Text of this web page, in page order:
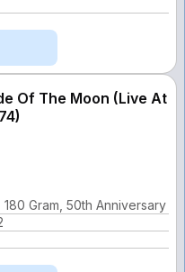
Of The Moon (Live At
Gram, 50th Anniversary